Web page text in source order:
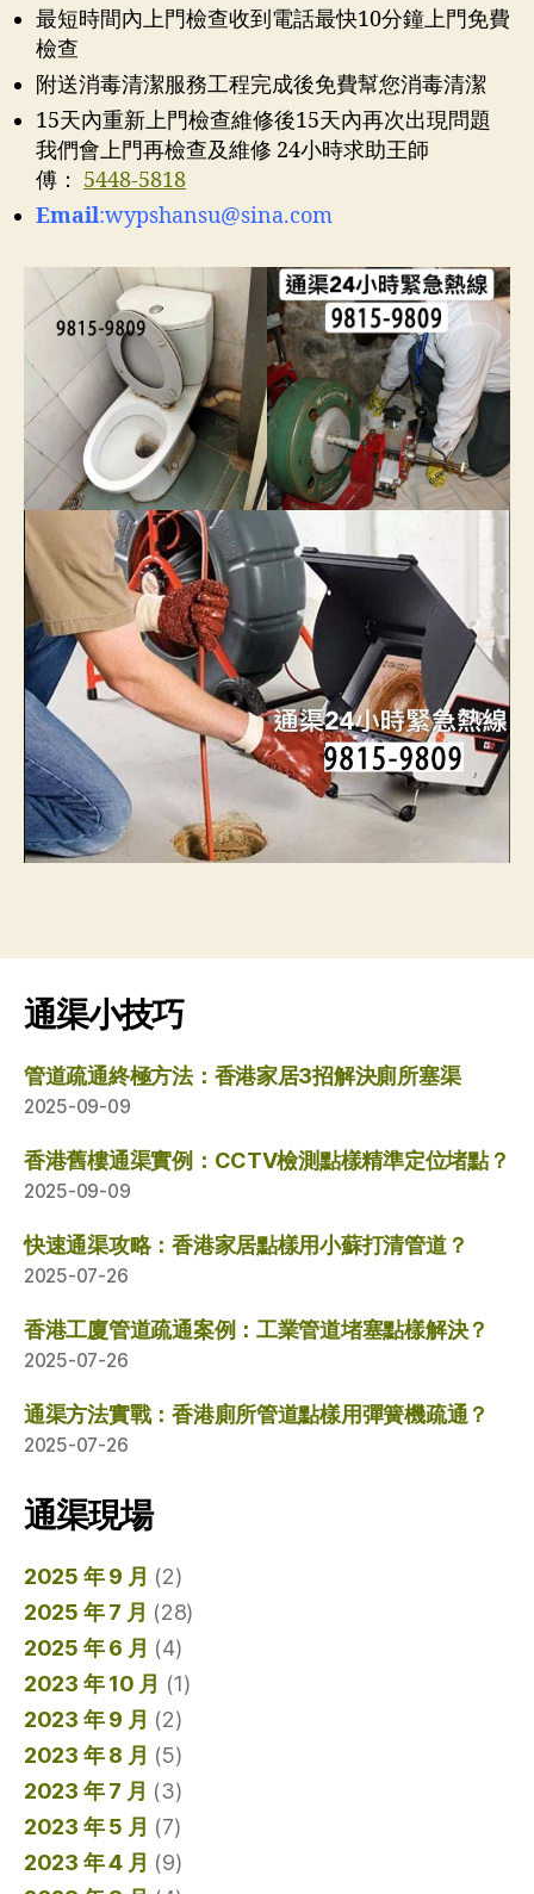
最短時間內上門檢查收到電話最快10分鐘上門免費
檢查
附送消毒清潔服務工程完成後免費幫您消毒清潔
15天內重新上門檢查維修後15天內再次出現問題
我們會上門再檢查及維修 24小時求助王師
傅： 5448-5818
Email:wypshansu@sina.com
通渠小技巧
管道疏通終極方法：香港家居3招解決廁所塞渠
2025-09-09
香港舊樓通渠實例：CCTV檢測點樣精準定位堵點？
2025-09-09
快速通渠攻略：香港家居點樣用小蘇打清管道？
2025-07-26
香港工廈管道疏通案例：工業管道堵塞點樣解決？
2025-07-26
通渠方法實戰：香港廁所管道點樣用彈簧機疏通？
2025-07-26
通渠現場
2025 年 9 月 (2)
2025 年 7 月 (28)
2025 年 6 月 (4)
2023 年 10 月 (1)
2023 年 9 月 (2)
2023 年 8 月 (5)
2023 年 7 月 (3)
2023 年 5 月 (7)
2023 年 4 月 (9)